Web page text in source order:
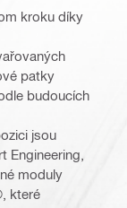
kroku díky
patky
budoucích
jsou
Engineering,
moduly
které